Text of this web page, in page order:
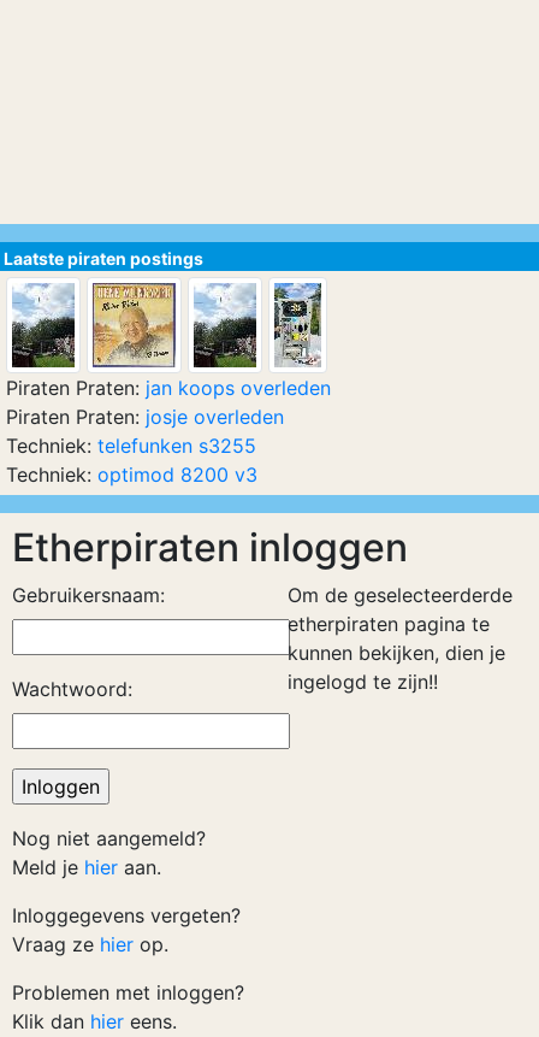
Etherpiraten inloggen
Gebruikersnaam:
Wachtwoord:
Nog niet aangemeld?
Meld je hier aan.
Inloggegevens vergeten?
Vraag ze hier op.
Problemen met inloggen?
Klik dan hier eens.
Om de geselecteerderde
etherpiraten pagina te
kunnen bekijken, dien je
ingelogd te zijn!!
Laatste piraten postings
Piraten Praten: jan koops overleden
Piraten Praten: josje overleden
Techniek: telefunken s3255
Techniek: optimod 8200 v3